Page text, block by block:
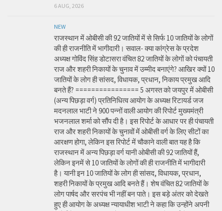
6 AUG, 2026
NEW
राजस्थान में ओबीसी की 92 जातियों में से सिर्फ 10 जातियों के लोगों
की ही राजनीति में भागीदारी। सवाल- क्या कांग्रेस के प्रदेश
अध्यक्ष गोविंद सिंह डोटासरा वंचित 82 जातियों के लोगों को पंचायती
राज और शहरी निकायों के चुनाव में उम्मीद बनाएंगे? आखिर क्यों 10
जातियों के लोग ही सांसद, विधायक, प्रधान, निकाय प्रमुख आदि
बनते हैं? ================ 5 अगस्त को जयपुर में ओबीसी
(अन्य पिछड़ा वर्ग) प्रतिनिधित्व आयोग के अध्यक्ष रिटायर्ड जज
मदनलाल भाटी ने 900 पन्नों वाली आयोग की रिपोर्ट मुख्यमंत्री
भजनलाल शर्मा को सौंप दी है। इस रिपोर्ट के आधार पर ही पंचायती
राज और शहरी निकायों के चुनावों में ओबीसी वर्ग के लिए सीटों का
आरक्षण होगा, लेकिन इस रिपोर्ट में चौकाने वाली बात यह है कि
राजस्थान में अन्य पिछड़ा वर्ग यानी ओबीसी की 92 जातियों हैं,
लेकिन इनमें से 10 जातियों के लोगों की ही राजनीति में भागीदारी
है। यानी इन 10 जातियों के लोग ही सांसद, विधायक, प्रधान,
शहरी निकायों के प्रमुख आदि बनते हैं। शेष वंचित 82 जातियों के
लोग पार्षद और सरपंच भी नहीं बन पाते। इस बड़े अंतर को देखते
हुए ही आयोग के अध्यक्ष न्यायाधीश भाटी ने कहा कि उन्होंने अपनी